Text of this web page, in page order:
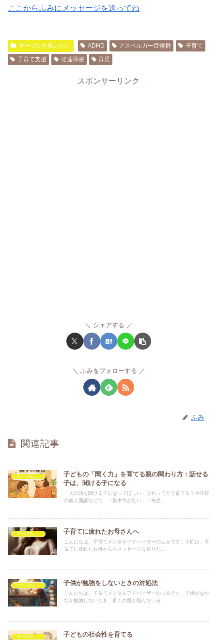
ここからふみにメッセージを送ってね
マーブルを救いたい ADHD アスペルガー症候群
子育て
子育て支援
発達障害 育児
スポンサーリンク
シェアする
ふみをフォローする
ふみ
関連記事
子どもの「聞く力」を育てる親の関わり方：話せる
子は、聞ける子になる
「人の話を聞ける子になってほしい」それってどう育てる？小学校
の個人面談などで、「集中力がない」「先生...
子育てに疲れたお母さんへ
こんにちは。子育てメンタルアドバイザーのふみです。今回は、子
育てに疲れたお母さんへメッセージを送りた...
子供が勉強をしないときの対処法
こんにちは。子育てメンタルアドバイザーのふみです。子供がなか
なか勉強しないとき、多くの親が悩んでいる...
マーブルを救いたい 子どもの社会性を育てる